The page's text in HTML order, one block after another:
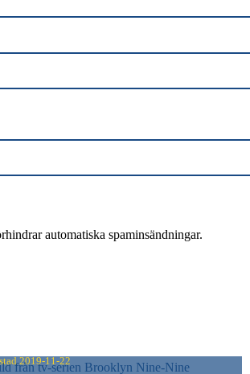
automatiska spaminsändningar.
2019-11-22